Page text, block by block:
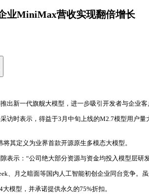
业MiniMax营收实现翻倍增长
出新一代旗舰大模型，进一步吸引开发者与企业
访时表示，得益于3月中旬上线的M2.7模型用户
其定义为业界首款开源原生多模态大模型。
表示：“公司绝大部分资源与资金均投入模型层研
、月之暗面等国内人工智能初创企业同台竞争
模型，并承诺提供永久的75%折扣。